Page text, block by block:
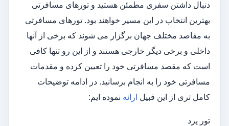
دنبال داشتن سفری مطمئن هستید و تورهای مسافرتی
بهترین انتخاب در این مسیر خواهند بود. تورهای مسافرتی
به مقاصد مختلف جهان برگزار می شوند که برخی از آنها
داخلی و برخی دیگر خارجی هستند و از این رو تنها کافی
است که مقصد مسافرتی خود را تعیین کرده و مقدمات
مسافرتی خود را به انجام برسانید. در ادامه توضیحات
کامل تری از این قبیل ارائه نموده ایم:
تور یزد